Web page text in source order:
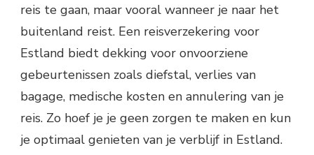
reis te gaan, maar vooral wanneer je naar het
buitenland reist. Een reisverzekering voor
Estland biedt dekking voor onvoorziene
gebeurtenissen zoals diefstal, verlies van
bagage, medische kosten en annulering van je
reis. Zo hoef je je geen zorgen te maken en kun
je optimaal genieten van je verblijf in Estland.